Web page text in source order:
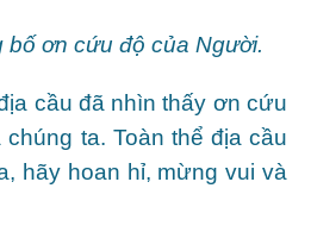
bố ơn cứu độ của Người.
cầu đã nhìn thấy ơn cứu
ta. Toàn thể địa cầu
hãy hoan hỉ, mừng vui và